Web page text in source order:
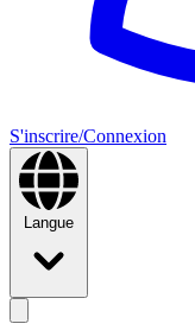
S'inscrire/Connexion
Langue